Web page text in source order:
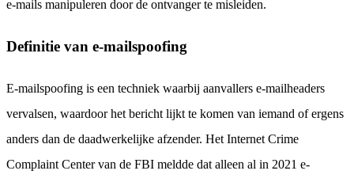
e-mails manipuleren door de ontvanger te misleiden.
Definitie van e-mailspoofing
E-mailspoofing is een techniek waarbij aanvallers e-mailheaders
vervalsen, waardoor het bericht lijkt te komen van iemand of ergens
anders dan de daadwerkelijke afzender. Het Internet Crime
Complaint Center van de FBI meldde dat alleen al in 2021 e-